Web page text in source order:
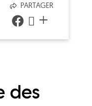
PARTAGER
+